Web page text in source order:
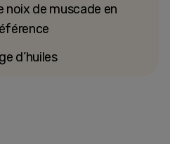
noix de muscade en
d’huiles